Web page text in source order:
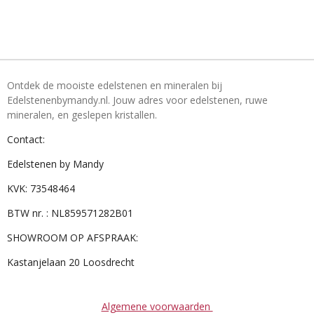
Ontdek de mooiste edelstenen en mineralen bij
Edelstenenbymandy.nl. Jouw adres voor edelstenen, ruwe
mineralen, en geslepen kristallen.
Contact:
Edelstenen by Mandy
KVK: 73548464
BTW nr. : NL859571282B01
SHOWROOM OP AFSPRAAK:
Kastanjelaan 20 Loosdrecht
Algemene voorwaarden